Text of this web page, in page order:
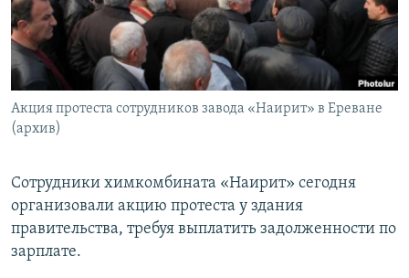
Հայերեն
English
Акция протеста сотрудников завода «Наирит» в Ереване
(архив)
Сотрудники химкомбината «Наирит» сегодня
организовали акцию протеста у здания
правительства, требуя выплатить задолженности по
зарплате.